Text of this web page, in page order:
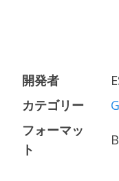
開発者
カテゴリー
フォーマッ
ト